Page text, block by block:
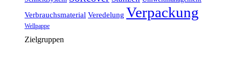
Verbrauchsmaterial Veredelung Verpackung
Wellpappe
Zielgruppen